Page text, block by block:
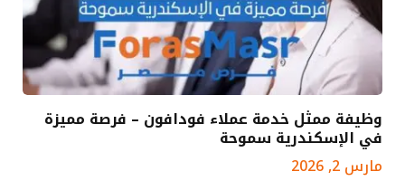
وظيفة ممثل خدمة عملاء فودافون – فرصة مميزة
في الإسكندرية سموحة
مارس 2, 2026